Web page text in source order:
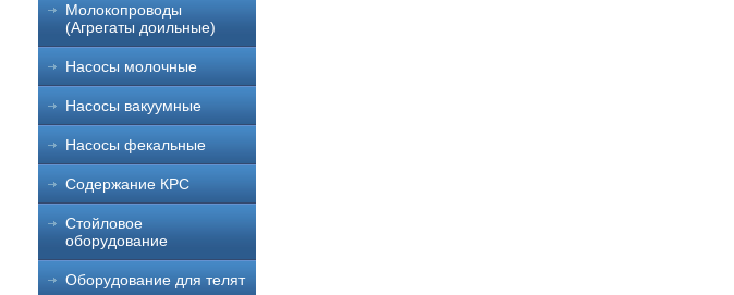
Молокопроводы
(Агрегаты доильные)
Насосы молочные
Насосы вакуумные
Насосы фекальные
Содержание КРС
Стойловое
оборудование
Оборудование для телят